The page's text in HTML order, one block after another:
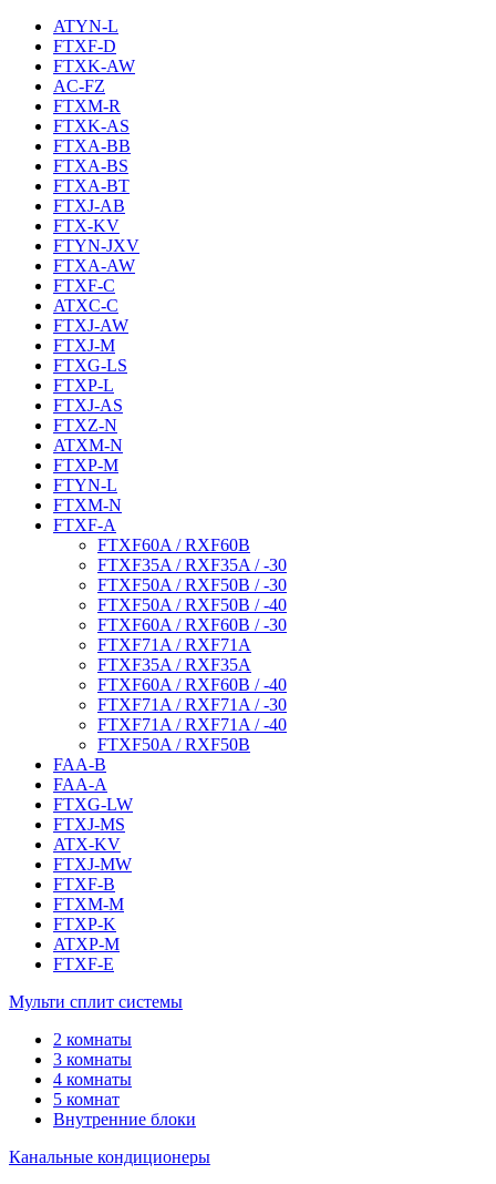
ATYN-L
FTXF-D
FTXK-AW
AC-FZ
FTXM-R
FTXK-AS
FTXA-BB
FTXA-BS
FTXA-BT
FTXJ-AB
FTX-KV
FTYN-JXV
FTXA-AW
FTXF-C
ATXC-C
FTXJ-AW
FTXJ-M
FTXG-LS
FTXP-L
FTXJ-AS
FTXZ-N
ATXM-N
FTXP-M
FTYN-L
FTXM-N
FTXF-A
FTXF60A / RXF60B
FTXF35A / RXF35A / -30
FTXF50A / RXF50B / -30
FTXF50A / RXF50B / -40
FTXF60A / RXF60B / -30
FTXF71A / RXF71A
FTXF35A / RXF35A
FTXF60A / RXF60B / -40
FTXF71A / RXF71A / -30
FTXF71A / RXF71A / -40
FTXF50A / RXF50B
FAA-B
FAA-A
FTXG-LW
FTXJ-MS
ATX-KV
FTXJ-MW
FTXF-B
FTXM-M
FTXP-K
ATXP-M
FTXF-E
Мульти сплит системы
2 комнаты
3 комнаты
4 комнаты
5 комнат
Внутренние блоки
Канальные кондиционеры